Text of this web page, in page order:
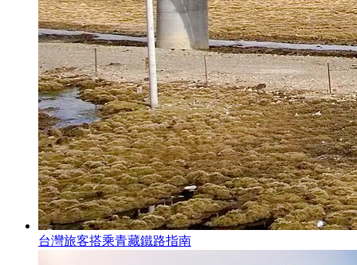
台灣旅客搭乘青藏鐵路指南